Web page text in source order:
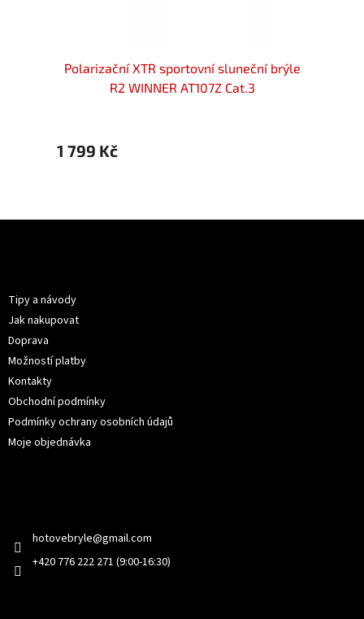
Polarizační XTR sportovní sluneční brýle
R2 WINNER AT107Z Cat.3
1 799 Kč
Tipy a návody
Jak nakupovat
Doprava
Možností platby
Kontakty
Obchodní podmínky
Podmínky ochrany osobních údajů
Moje objednávka
hotovebryle@gmail.com
+420 776 222 271 (9:00-16:30)